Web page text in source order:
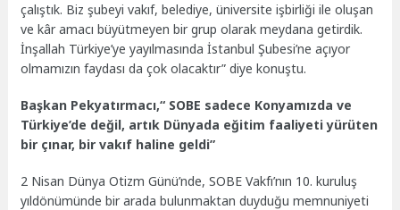
çalıştık. Biz şubeyi vakıf, belediye, üniversite işbirliği ile oluşan
ve kâr amacı büyütmeyen bir grup olarak meydana getirdik.
İnşallah Türkiye’ye yayılmasında İstanbul Şubesi’ne açıyor
olmamızın faydası da çok olacaktır” diye konuştu.
Başkan Pekyatırmacı,“ SOBE sadece Konyamızda ve
Türkiye’de değil, artık Dünyada eğitim faaliyeti yürüten
bir çınar, bir vakıf haline geldi”
2 Nisan Dünya Otizm Günü’nde, SOBE Vakfı’nın 10. kuruluş
yıldönümünde bir arada bulunmaktan duyduğu memnuniyeti